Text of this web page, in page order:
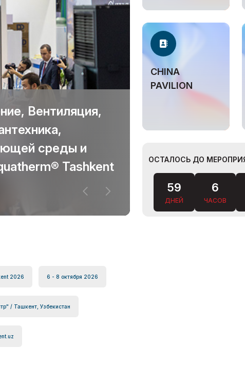
Вентиляция,
среды и
Tashkent
CHINA
PAVILION
ОСТАЛОСЬ ДО
59
ДНЕЙ
6
ЧАСОВ
2026 6 - 8 октября 2026
/ Ташкент, Узбекистан